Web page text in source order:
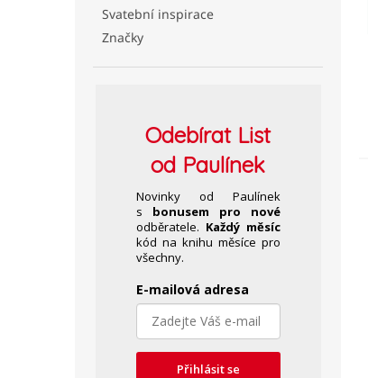
Svatební inspirace
Značky
OdebíratList
od Paulínek
Novinky od Paulínek
s bonusem pro nové
odběratele. Každý měsíc
kód na knihu měsíce pro
všechny.
E-mailová adresa
Přihlásit se